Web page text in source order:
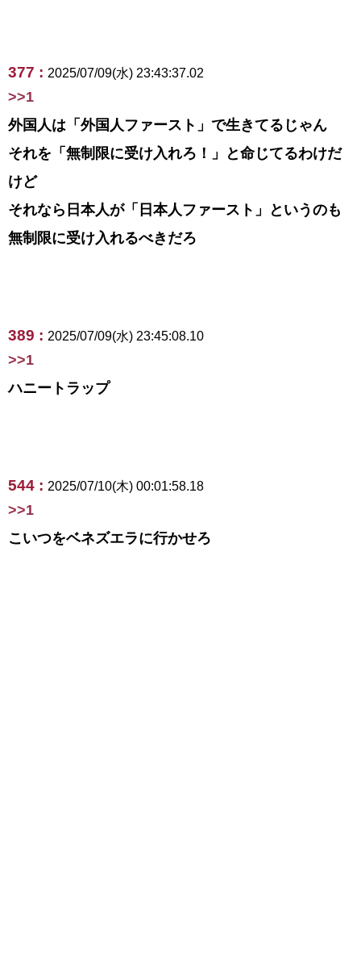
377 : 2025/07/09(水) 23:43:37.02
>>1
外国人は「外国人ファースト」で生きてるじゃん
それを「無制限に受け入れろ！」と命じてるわけだ
けど
それなら日本人が「日本人ファースト」というのも
無制限に受け入れるべきだろ
389 : 2025/07/09(水) 23:45:08.10
>>1
ハニートラップ
544 : 2025/07/10(木) 00:01:58.18
>>1
こいつをベネズエラに行かせろ